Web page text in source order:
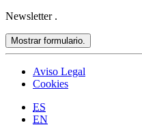
Newsletter .
Mostrar formulario.
Aviso Legal
Cookies
ES
EN